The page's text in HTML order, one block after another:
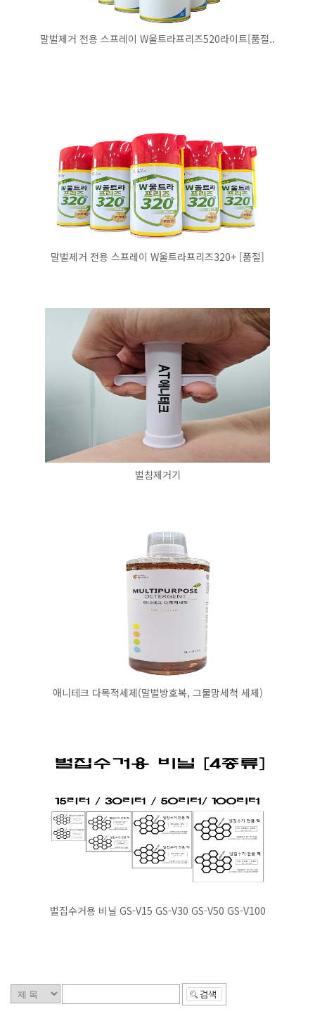
말벌제거 전용 스프레이 W울트라프리즈520라이트[품절..
말벌제거 전용 스프레이 W울트라프리즈320+ [품절]
벌침제거기
애니테크 다목적세제(말벌방호복, 그물망세척 세제)
벌집수거용 비닐 GS-V15 GS-V30 GS-V50 GS-V100